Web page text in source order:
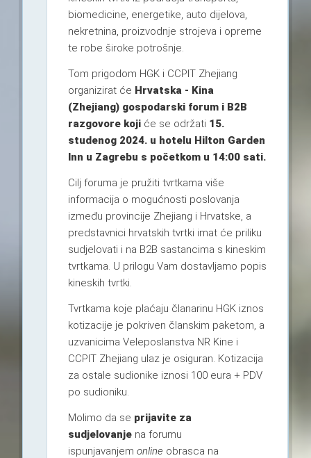
biomedicine, energetike, auto dijelova,
nekretnina, proizvodnje strojeva i opreme
te robe široke potrošnje.
Tom prigodom HGK i CCPIT Zhejiang
organizirat će Hrvatska - Kina
(Zhejiang) gospodarski forum i B2B
razgovore koji će se održati 15.
studenog 2024. u hotelu Hilton Garden
Inn u Zagrebu s početkom u 14:00 sati.
Cilj foruma je pružiti tvrtkama više
informacija o mogućnosti poslovanja
između provincije Zhejiang i Hrvatske, a
predstavnici hrvatskih tvrtki imat će priliku
sudjelovati i na B2B sastancima s kineskim
tvrtkama. U prilogu Vam dostavljamo popis
kineskih tvrtki.
Tvrtkama koje plaćaju članarinu HGK iznos
kotizacije je pokriven članskim paketom, a
uzvanicima Veleposlanstva NR Kine i
CCPIT Zhejiang ulaz je osiguran. Kotizacija
za ostale sudionike iznosi 100 eura + PDV
po sudioniku.
Molimo da se prijavite za
sudjelovanje na forumu
ispunjavanjem online obrasca na